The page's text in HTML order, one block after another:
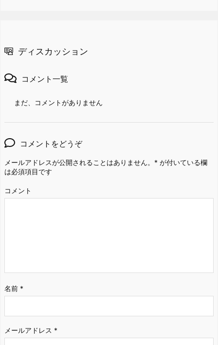
ディスカッション
コメント一覧
まだ、コメントがありません
コメントをどうぞ
メールアドレスが公開されることはありません。 * が付いている欄
は必須項目です
コメント
名前 *
メールアドレス *